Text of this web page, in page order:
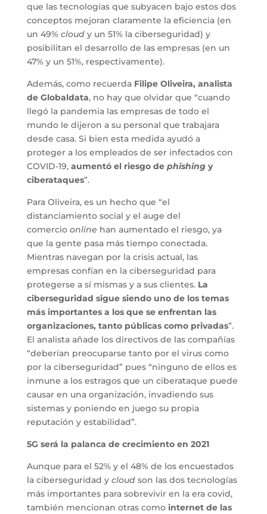
que las tecnologías que subyacen bajo estos dos
conceptos mejoran claramente la eficiencia (en
un 49% cloud y un 51% la ciberseguridad) y
posibilitan el desarrollo de las empresas (en un
47% y un 51%, respectivamente).
Además, como recuerda Filipe Oliveira, analista
de Globaldata, no hay que olvidar que “cuando
llegó la pandemia las empresas de todo el
mundo le dijeron a su personal que trabajara
desde casa. Si bien esta medida ayudó a
proteger a los empleados de ser infectados con
COVID-19, aumentó el riesgo de phishing y
ciberataques”.
Para Oliveira, es un hecho que “el
distanciamiento social y el auge del
comercio online han aumentado el riesgo, ya
que la gente pasa más tiempo conectada.
Mientras navegan por la crisis actual, las
empresas confían en la ciberseguridad para
protegerse a sí mismas y a sus clientes. La
ciberseguridad sigue siendo uno de los temas
más importantes a los que se enfrentan las
organizaciones, tanto públicas como privadas”.
El analista añade los directivos de las compañías
“deberían preocuparse tanto por el virus como
por la ciberseguridad” pues “ninguno de ellos es
inmune a los estragos que un ciberataque puede
causar en una organización, invadiendo sus
sistemas y poniendo en juego su propia
reputación y estabilidad”.
5G será la palanca de crecimiento en 2021
Aunque para el 52% y el 48% de los encuestados
la ciberseguridad y cloud son las dos tecnologías
más importantes para sobrevivir en la era covid,
también mencionan otras como internet de las